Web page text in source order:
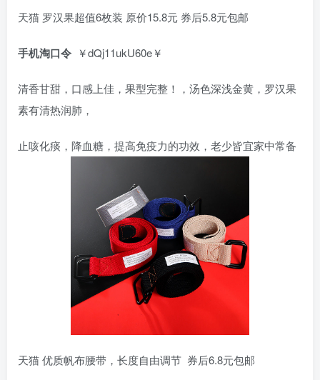
天猫 罗汉果超值6枚装 原价15.8元 券后5.8元包邮
手机淘口令 ￥dQj11ukU60e￥
清香甘甜，口感上佳，果型完整！，汤色深浅金黄，罗汉果
素有清热润肺，
止咳化痰，降血糖，提高免疫力的功效，老少皆宜家中常备
天猫 优质帆布腰带，长度自由调节 券后6.8元包邮